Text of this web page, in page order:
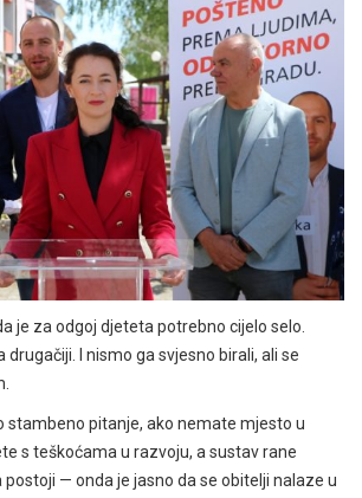
je za odgoj djeteta potrebno cijelo selo.
drugačiji. I nismo ga svjesno birali, ali se
stambeno pitanje, ako nemate mjesto u
s teškoćama u razvoju, a sustav rane
— onda je jasno da se obitelji nalaze u